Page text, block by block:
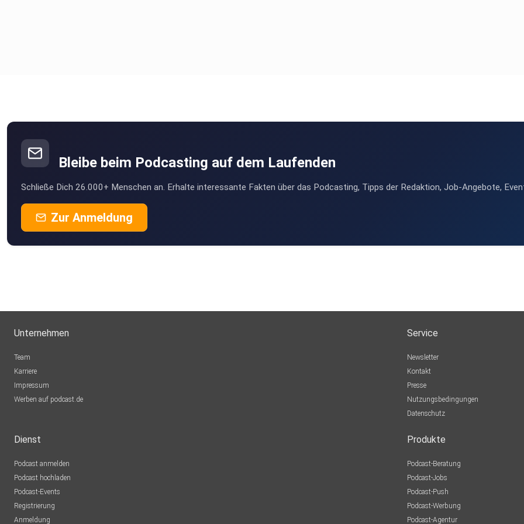
Bleibe beim Podcasting auf dem Laufenden
Schließe Dich 26.000+ Menschen an. Erhalte interessante Fakten über das Podcasting, Tipps der Redaktion, Job-Angebote,
Zur Anmeldung
Unternehmen
Team
Karriere
Impressum
Werben auf podcast.de
Service
Newsletter
Kontakt
Presse
Nutzungsbedingungen
Datenschutz
Dienst
Podcast anmelden
Podcast hochladen
Podcast-Events
Registrierung
Anmeldung
Produkte
Podcast-Beratung
Podcast-Jobs
Podcast-Push
Podcast-Werbung
Podcast-Agentur